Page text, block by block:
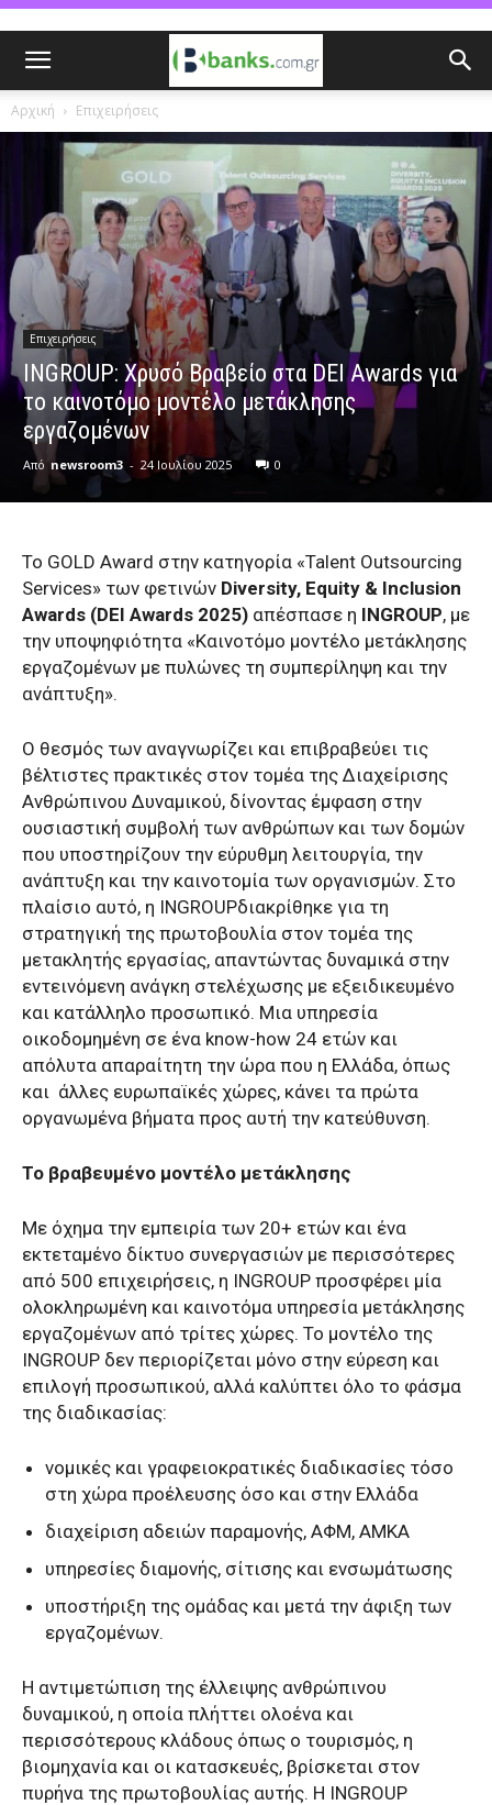
Αρχική Επιχειρήσεις
Επιχειρήσεις
INGROUP: Χρυσό Βραβείο στα DEI Awards για
το καινοτόμο μοντέλο μετάκλησης
εργαζομένων
Από newsroom3 - 24 Ιουλίου 2025 0
Το GOLD Award στην κατηγορία «Talent Outsourcing
Services» των φετινών Diversity, Equity & Inclusion
Awards (DEI Awards 2025) απέσπασε η INGROUP, με
την υποψηφιότητα «Καινοτόμο μοντέλο μετάκλησης
εργαζομένων με πυλώνες τη συμπερίληψη και την
ανάπτυξη».
Ο θεσμός των αναγνωρίζει και επιβραβεύει τις
βέλτιστες πρακτικές στον τομέα της Διαχείρισης
Ανθρώπινου Δυναμικού, δίνοντας έμφαση στην
ουσιαστική συμβολή των ανθρώπων και των δομών
που υποστηρίζουν την εύρυθμη λειτουργία, την
ανάπτυξη και την καινοτομία των οργανισμών. Στο
πλαίσιο αυτό, η INGROUPδιακρίθηκε για τη
στρατηγική της πρωτοβουλία στον τομέα της
μετακλητής εργασίας, απαντώντας δυναμικά στην
εντεινόμενη ανάγκη στελέχωσης με εξειδικευμένο
και κατάλληλο προσωπικό. Μια υπηρεσία
οικοδομημένη σε ένα know-how 24 ετών και
απόλυτα απαραίτητη την ώρα που η Ελλάδα, όπως
και άλλες ευρωπαϊκές χώρες, κάνει τα πρώτα
οργανωμένα βήματα προς αυτή την κατεύθυνση.
Το βραβευμένο μοντέλο μετάκλησης
Με όχημα την εμπειρία των 20+ ετών και ένα
εκτεταμένο δίκτυο συνεργασιών με περισσότερες
από 500 επιχειρήσεις, η INGROUP προσφέρει μία
ολοκληρωμένη και καινοτόμα υπηρεσία μετάκλησης
εργαζομένων από τρίτες χώρες. Το μοντέλο της
INGROUP δεν περιορίζεται μόνο στην εύρεση και
επιλογή προσωπικού, αλλά καλύπτει όλο το φάσμα
της διαδικασίας:
νομικές και γραφειοκρατικές διαδικασίες τόσο
στη χώρα προέλευσης όσο και στην Ελλάδα
διαχείριση αδειών παραμονής, ΑΦΜ, ΑΜΚΑ
υπηρεσίες διαμονής, σίτισης και ενσωμάτωσης
υποστήριξη της ομάδας και μετά την άφιξη των
εργαζομένων.
Η αντιμετώπιση της έλλειψης ανθρώπινου
δυναμικού, η οποία πλήττει ολοένα και
περισσότερους κλάδους όπως ο τουρισμός, η
βιομηχανία και οι κατασκευές, βρίσκεται στον
πυρήνα της πρωτοβουλίας αυτής. Η INGROUP